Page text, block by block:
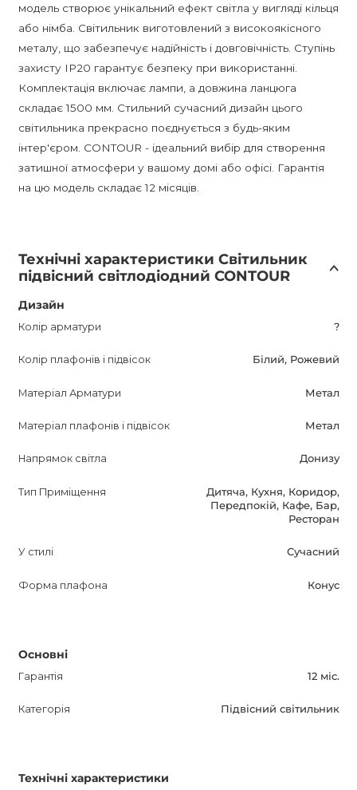
модель створює унікальний ефект світла у вигляді кільця
або німба. Світильник виготовлений з високоякісного
металу, що забезпечує надійність і довговічність. Ступінь
захисту IP20 гарантує безпеку при використанні.
Комплектація включає лампи, а довжина ланцюга
складає 1500 мм. Стильний сучасний дизайн цього
світильника прекрасно поєднується з будь-яким
інтер'єром. CONTOUR - ідеальний вибір для створення
затишної атмосфери у вашому домі або офісі. Гарантія
на цю модель складає 12 місяців.
Технічні характеристики Світильник
підвісний світлодіодний CONTOUR
Дизайн
Колір арматури ?
Колір плафонів і підвісок Білий, Рожевий
Матеріал Арматури Метал
Матеріал плафонів і підвісок Метал
Напрямок світла Донизу
Тип Приміщення
Дитяча, Кухня, Коридор,
Передпокій, Кафе, Бар,
Ресторан
У стилі Сучасний
Форма плафона Конус
Основні
Гарантія 12 міс.
Категорія Підвісний світильник
Технічні характеристики